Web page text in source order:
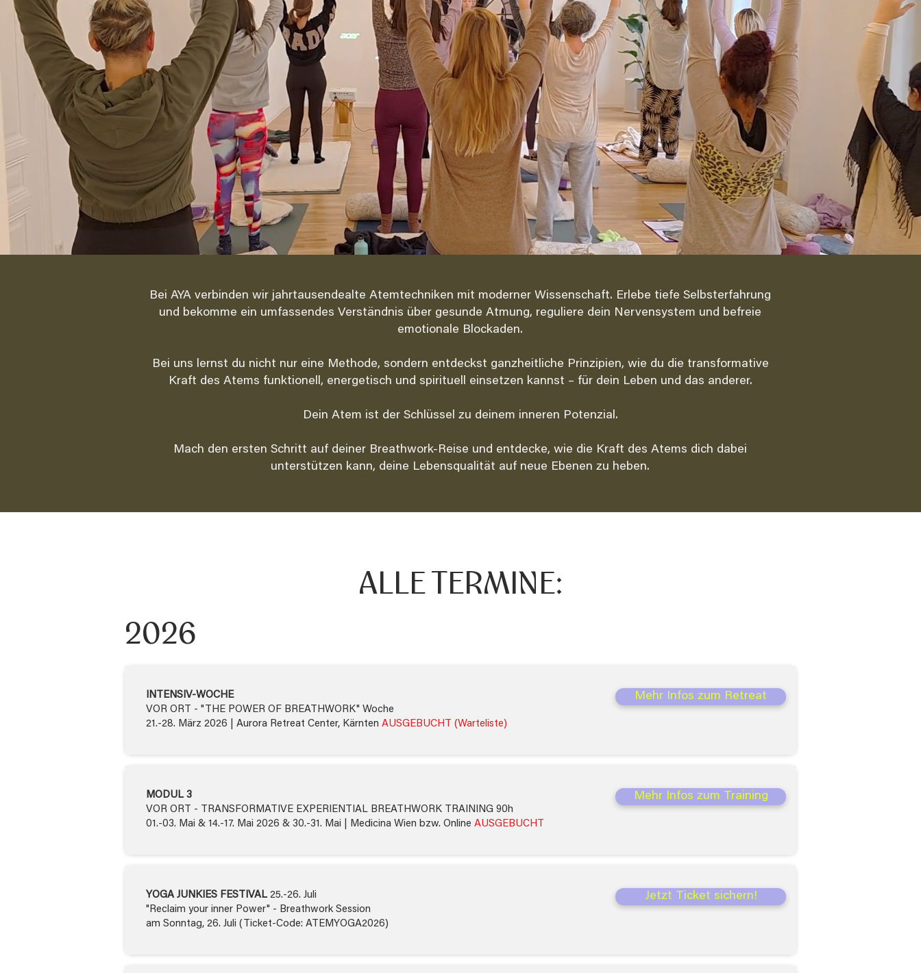
Bei AYA verbinden wir jahrtausendealte Atemtechniken mit moderner Wissenschaft. Erlebe tiefe Selbsterfahrung
und bekomme ein umfassendes Verständnis über gesunde Atmung, reguliere dein Nervensystem und befreie
emotionale Blockaden.
Bei uns lernst du nicht nur eine Methode, sondern entdeckst ganzheitliche Prinzipien, wie du die transformative
Kraft des Atems funktionell, energetisch und spirituell einsetzen kannst – für dein Leben und das anderer.​
​Dein Atem ist der Schlüssel zu deinem inneren Potenzial.
Mach den ersten Schritt auf deiner Breathwork-Reise und entdecke, wie die Kraft des Atems dich dabei
unterstützen kann, deine Lebensqualität auf neue Ebenen zu heben.​
ALLE TERMINE:
2026
INTENSIV-WOCHE
VOR ORT - "THE POWER OF BREATHWORK" Woche
21.-28. März 2026 | Aurora Retreat Center, Kärnten AUSGEBUCHT (Warteliste)
Mehr Infos zum Retreat
MODUL 3
VOR ORT - TRANSFORMATIVE EXPERIENTIAL BREATHWORK TRAINING 90h
01.-03. Mai & 14.-17. Mai 2026 & 30.-31. Mai | Medicina Wien bzw. Online AUSGEBUCHT
Mehr Infos zum Training
YOGA JUNKIES FESTIVAL 25.-26. Juli
"Reclaim your inner Power" - Breathwork Session
am Sonntag, 26. Juli (Ticket-Code: ATEMYOGA2026)
Jetzt Ticket sichern!